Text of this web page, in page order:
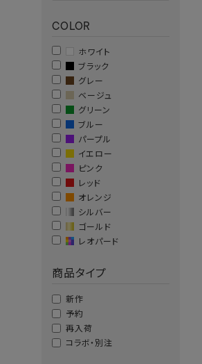
COLOR
ホワイト
ブラック
グレー
ベージュ
グリーン
ブルー
パープル
イエロー
ピンク
レッド
オレンジ
シルバー
ゴールド
レオパード
商品タイプ
新作
予約
再入荷
コラボ・別注